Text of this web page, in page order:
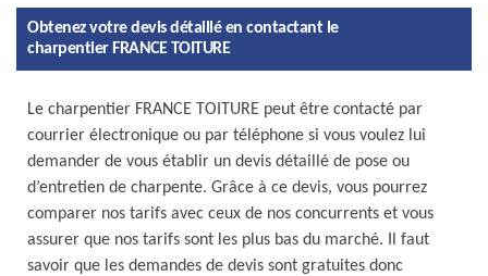
Obtenez votre devis détaillé en contactant le
charpentier FRANCE TOITURE
Le charpentier FRANCE TOITURE peut être contacté par
courrier électronique ou par téléphone si vous voulez lui
demander de vous établir un devis détaillé de pose ou
d’entretien de charpente. Grâce à ce devis, vous pourrez
comparer nos tarifs avec ceux de nos concurrents et vous
assurer que nos tarifs sont les plus bas du marché. Il faut
savoir que les demandes de devis sont gratuites donc